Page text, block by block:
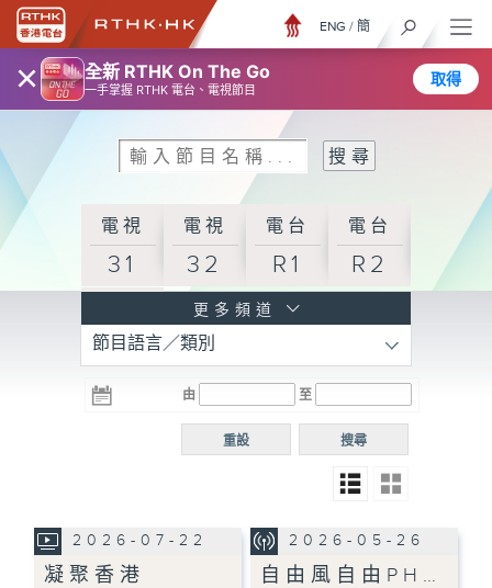
× 全新 RTHK On The Go
一手掌握 RTHK 電台、電視節目
取得
ENG / 簡
電視
31
電視
32
電台
R1
電台
R2
R3
電台 電台
R5
電台
普通
更多頻道
節目語言／類別
由 至
搜尋
重設
2026-07-22
凝聚香港
2026-05-26
自由風自由PH…